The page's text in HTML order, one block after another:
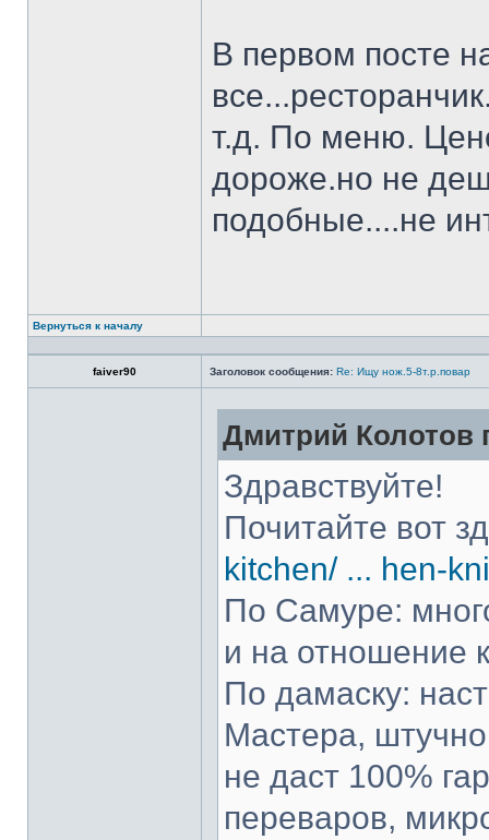
В первом посте
т.д. По меню.
дороже.но не
подобные....не
Вернуться к началу
faiver90 Заголовок сообщения: Re: Ищу нож.5-8т.р.повар
Дмитрий Колотов
Здравствуйте!
Почитайте вот
kitchen/ ... hen-
По Самуре:
и на отношение
По дамаску:
Мастера,
не даст 100%
переваров,